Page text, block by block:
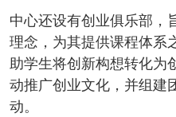
中心还设有创业俱乐部，
理念，为其提供课程体系
助学生将创新构想转化为
动推广创业文化，并组建
动。